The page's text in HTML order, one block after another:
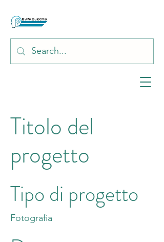
Titolo del
progetto
Tipo di progetto
Fotografia